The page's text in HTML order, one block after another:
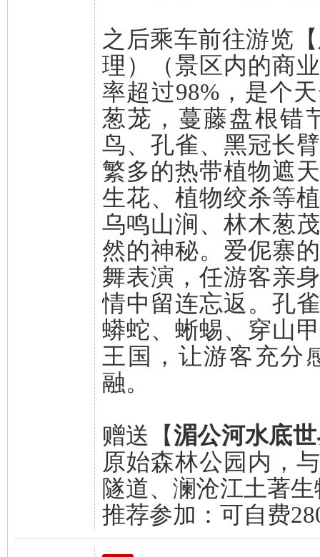
之后乘车前往游览【
理）（景区内的商
率超过98%，是个
葱茏，蔓藤盘根错
鸟、孔雀、黑冠长
繁多的热带植物遮
生花、植物绞杀等
乌鸣山涧、林木葱
然的神秘。爱伲寨
舞表演，任游客亲
情中留连忘返。孔
蟒蛇、蜥蜴、穿山
王国，让游客充分
融。
赠送【湄公河水底
原始森林公园内，
隧道、澜沧江土著
推荐参加：可自费